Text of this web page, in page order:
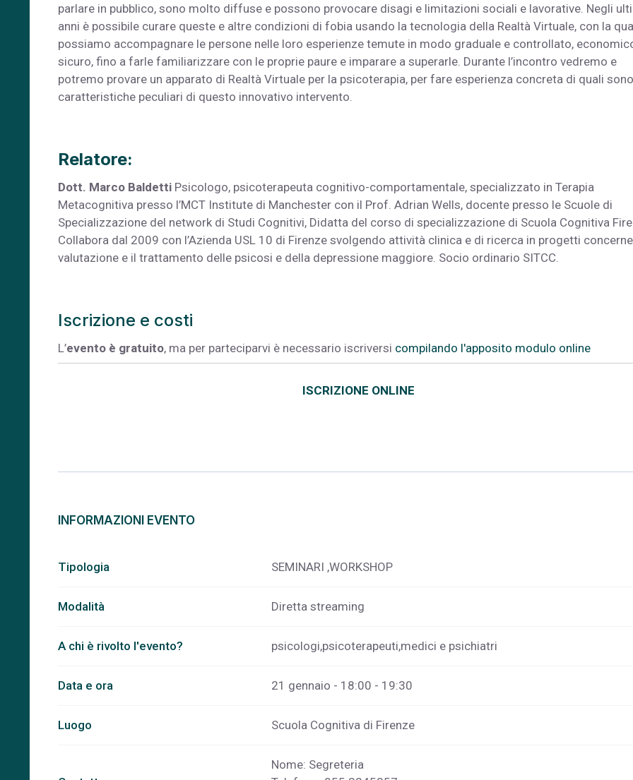
parlare in pubblico, sono molto diffuse e possono provocare disagi e limitazioni sociali e lavorative. Negli
anni è possibile curare queste e altre condizioni di fobia usando la tecnologia della Realtà Virtuale, con la
possiamo accompagnare le persone nelle loro esperienze temute in modo graduale e controllato,
sicuro, fino a farle familiarizzare con le proprie paure e imparare a superarle. Durante l’incontro vedremo e
potremo provare un apparato di Realtà Virtuale per la psicoterapia, per fare esperienza concreta di quali
caratteristiche peculiari di questo innovativo intervento.
Relatore:
Dott. Marco Baldetti Psicologo, psicoterapeuta cognitivo-comportamentale, specializzato in Terapia
Metacognitiva presso l’MCT Institute di Manchester con il Prof. Adrian Wells, docente presso le Scuole di
Specializzazione del network di Studi Cognitivi, Didatta del corso di specializzazione di Scuola Cognitiva
Collabora dal 2009 con l’Azienda USL 10 di Firenze svolgendo attività clinica e di ricerca in progetti
valutazione e il trattamento delle psicosi e della depressione maggiore. Socio ordinario SITCC.
Iscrizione e costi
L’evento è gratuito, ma per parteciparvi è necessario iscriversi compilando l'apposito modulo online
ISCRIZIONE ONLINE
INFORMAZIONI EVENTO
Tipologia SEMINARI ,WORKSHOP
Modalità Diretta streaming
A chi è rivolto l'evento? psicologi,psicoterapeuti,medici e psichiatri
Data e ora 21 gennaio - 18:00 - 19:30
Luogo Scuola Cognitiva di Firenze
Nome: Segreteria